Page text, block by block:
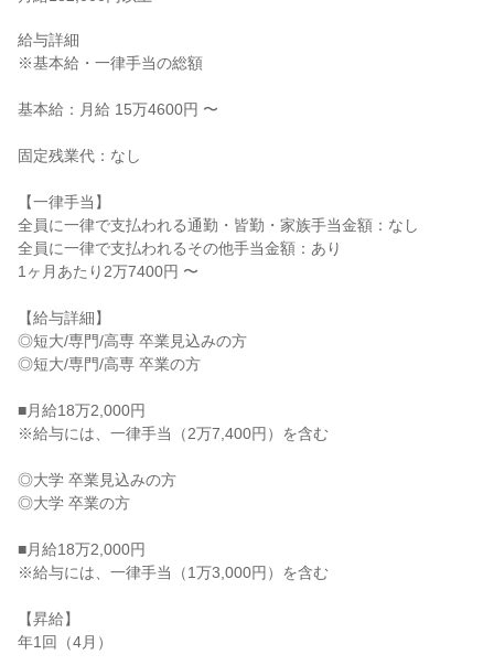
給与詳細
※基本給・一律手当の総額
基本給：月給 15万4600円 〜
固定残業代：なし
【一律手当】
全員に一律で支払われる通勤・皆勤・家族手当金額：なし
全員に一律で支払われるその他手当金額：あり
1ヶ月あたり2万7400円 〜
【給与詳細】
◎短大/専門/高専 卒業見込みの方
◎短大/専門/高専 卒業の方
■月給18万2,000円
※給与には、一律手当（2万7,400円）を含む
◎大学 卒業見込みの方
◎大学 卒業の方
■月給18万2,000円
※給与には、一律手当（1万3,000円）を含む
【昇給】
年1回（4月）